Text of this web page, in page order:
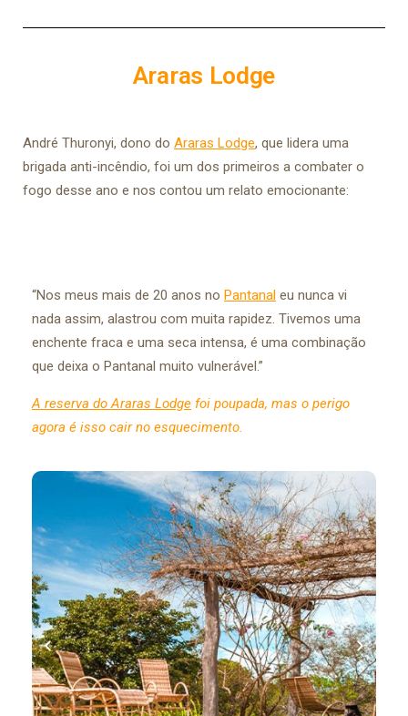
Araras Lodge
André Thuronyi, dono do Araras Lodge, que lidera uma
brigada anti-incêndio, foi um dos primeiros a combater o
fogo desse ano e nos contou um relato emocionante:
“Nos meus mais de 20 anos no Pantanal eu nunca vi
nada assim, alastrou com muita rapidez. Tivemos uma
enchente fraca e uma seca intensa, é uma combinação
que deixa o Pantanal muito vulnerável.”
A reserva do Araras Lodge foi poupada, mas o perigo
agora é isso cair no esquecimento.